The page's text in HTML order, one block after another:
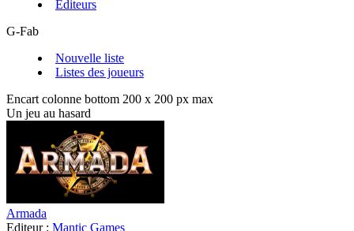
Editeurs
G-Fab
Nouvelle liste
Listes des joueurs
Encart colonne bottom 200 x 200 px max
Un jeu au hasard
Armada
Editeur : Mantic Games